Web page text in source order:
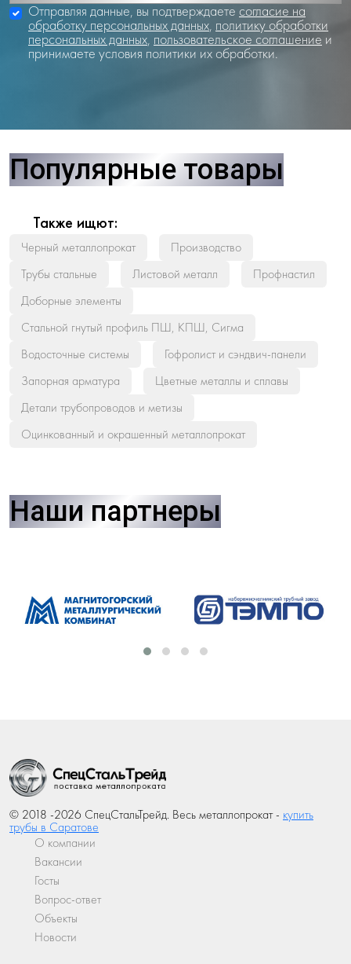
Отправляя данные, вы подтверждаете согласие на
обработку персональных данных, политику обработки
персональных данных, пользовательское соглашение и
принимаете условия политики их обработки.
Популярные товары
Также ищют:
Черный металлопрокат
Производство
Трубы стальные
Листовой металл
Профнастил
Доборные элементы
Стальной гнутый профиль ПШ, КПШ, Сигма
Водосточные системы
Гофролист и сэндвич-панели
Запорная арматура
Цветные металлы и сплавы
Детали трубопроводов и метизы
Оцинкованный и окрашенный металлопрокат
Наши партнеры
© 2018 -2026 СпецСтальТрейд. Весь металлопрокат - купить
трубы в Саратове
О компании
Вакансии
Госты
Вопрос-ответ
Объекты
Новости